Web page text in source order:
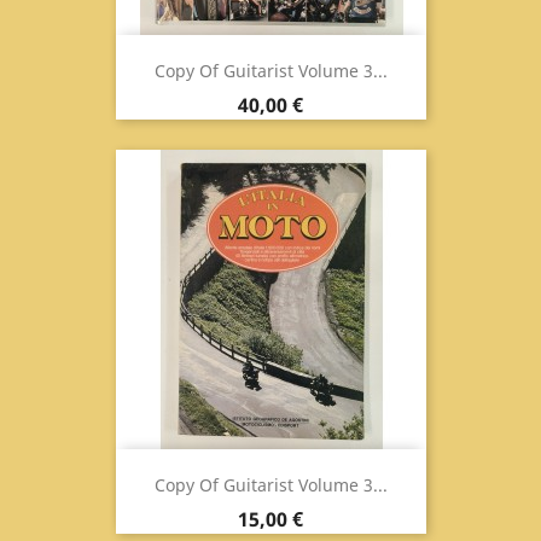
Copy Of Guitarist Volume 3...
Prix
40,00 €
Copy Of Guitarist Volume 3...
Prix
15,00 €